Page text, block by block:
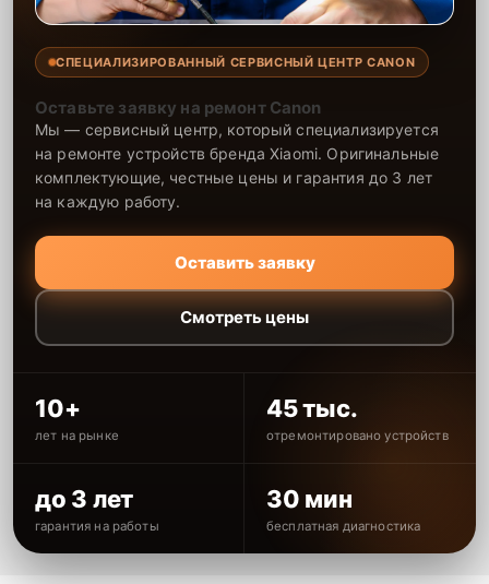
СПЕЦИАЛИЗИРОВАННЫЙ СЕРВИСНЫЙ ЦЕНТР CANON
Оставьте заявку на ремонт Canon
Мы — сервисный центр, который специализируется
на ремонте устройств бренда Xiaomi. Оригинальные
комплектующие, честные цены и гарантия до 3 лет
на каждую работу.
Оставить заявку
Смотреть цены
10+
лет на рынке
45 тыс.
отремонтировано устройств
до 3 лет
гарантия на работы
30 мин
бесплатная диагностика